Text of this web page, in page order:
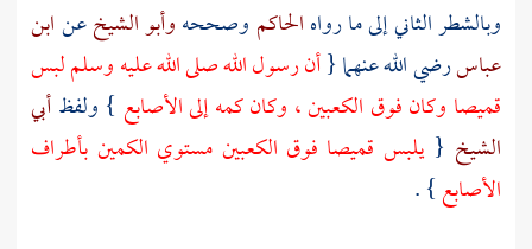
وبالشطر الثاني إلى ما رواهالحاكم وصححهوأبو الشيخعنابن
عباسرضي الله عنهما {أن رسول الله صلى الله عليه وسلم لبس
قميصا وكان فوق الكعبين ، وكان كمه إلى الأصابع } ولفظأبي
الشيخ {يلبس قميصا فوق الكعبين مستوي الكمين بأطراف
الأصابع} .